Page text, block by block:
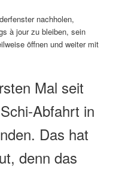
nachholen,
à jour zu bleiben, sein
öffnen und weiter mit
Mal seit
Abfahrt in
Das hat
denn das